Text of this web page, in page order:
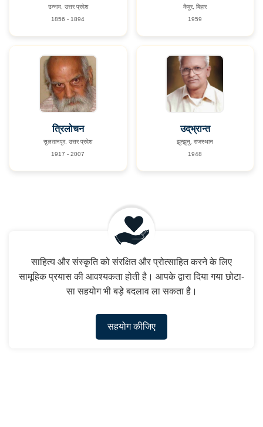
उन्नाव, उत्तर प्रदेश
1856 - 1894
कैमूर, बिहार
1959
त्रिलोचन
सुलतानपुर, उत्तर प्रदेश
1917 - 2007
उद्‌भ्रान्त
झुन्झुनू, राजस्थान
1948
साहित्य और संस्कृति को संरक्षित और प्रोत्साहित करने के लिए
सामूहिक प्रयास की आवश्यकता होती है। आपके द्वारा दिया गया छोटा-
सा सहयोग भी बड़े बदलाव ला सकता है।
सहयोग कीजिए